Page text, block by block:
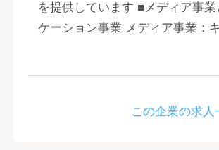
を提供しています ■メディア事業
ケーション事業 メディア事業：
この企業の求人